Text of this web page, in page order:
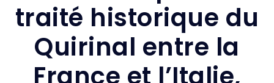
traité historique du
Quirinal entre la
France et l’Italie,